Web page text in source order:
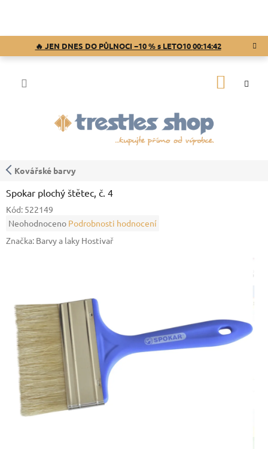
🔥 JEN DNES DO PŮLNOCI −10 % s LETO1000:14:42
Kovářské barvy
Spokar plochý štětec, č. 4
Kód: 522149
Průměrné
produktu
hvězdiček.
Neohodnoceno Podrobnosti hodnocení
Značka: Barvy a laky Hostivař